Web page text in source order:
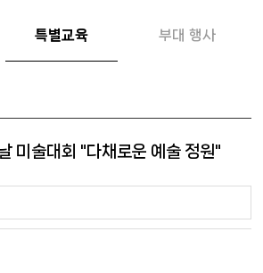
특별교육 부대 행사
미술대회 "다채로운 예술 정원"